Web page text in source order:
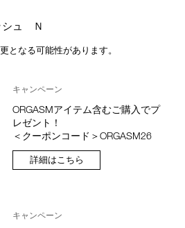
シュ Ｎ
となる可能性があります。
キャンペーン
ORGASMアイテム含むご購入でプ
レゼント！
＜クーポンコード＞ORGASM26
詳細はこちら
キャンペーン